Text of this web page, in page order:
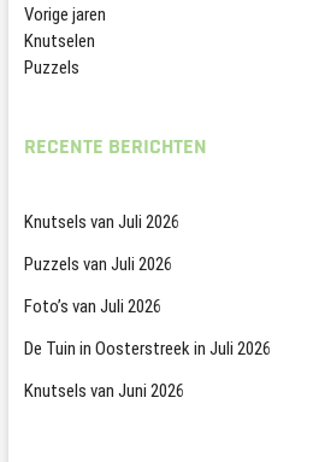
Vorige jaren
Knutselen
Puzzels
RECENTE BERICHTEN
Knutsels van Juli 2026
Puzzels van Juli 2026
Foto’s van Juli 2026
De Tuin in Oosterstreek in Juli 2026
Knutsels van Juni 2026